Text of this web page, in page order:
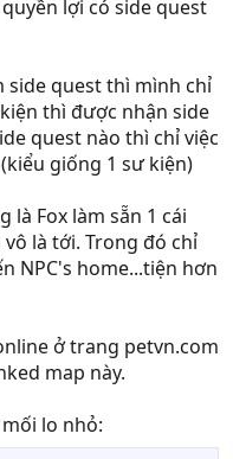
gần và hợp với
lợi có side quest
side quest thì mình chỉ
thì được nhận side
quest nào thì chỉ việc
giống 1 sư kiện)
là Fox làm sẵn 1 cái
là tới. Trong đó chỉ
NPC's home...tiện hơn
ở trang petvn.com
map này.
lo nhỏ: